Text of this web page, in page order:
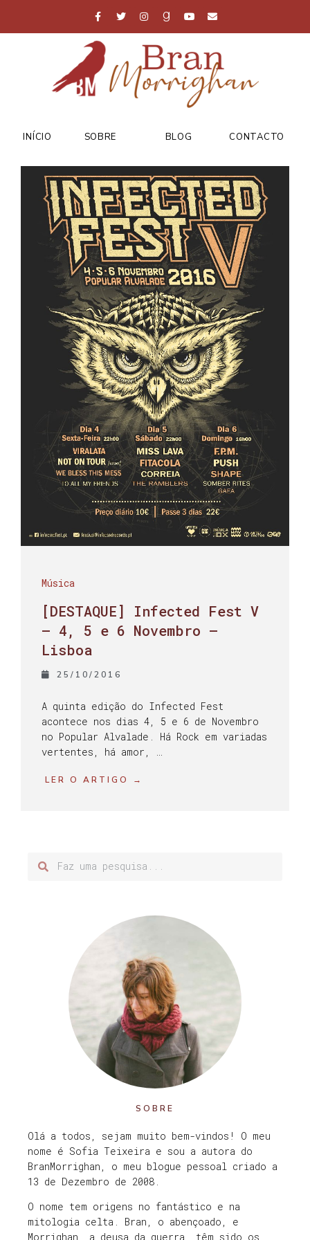
INÍCIO SOBRE BLOG CONTACTO
Música
[DESTAQUE] Infected Fest V
– 4, 5 e 6 Novembro –
Lisboa
25/10/2016
A quinta edição do Infected Fest
acontece nos dias 4, 5 e 6 de Novembro
no Popular Alvalade. Há Rock em variadas
vertentes, há amor, …
LER O ARTIGO →
SOBRE
Olá a todos, sejam muito bem-vindos! O meu
nome é Sofia Teixeira e sou a autora do
BranMorrighan, o meu blogue pessoal criado a
13 de Dezembro de 2008.
O nome tem origens no fantástico e na
mitologia celta. Bran, o abençoado, e
Morrighan, a deusa da guerra, têm sido os